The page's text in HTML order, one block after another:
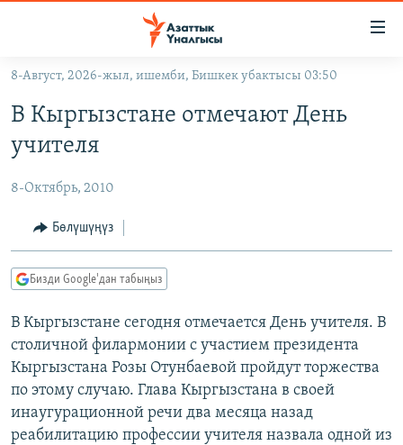
Навигацияга
өтүңүз
салыңыз
КЫРГЫЗСТАН
САЯСАТ
ЭКОНОМИКА
ДҮЙНӨ
ДҮЙНӨ
БОРБОР АЗИЯ
УКРАИНА
АТАЙЫН ИЛИКТӨӨ
БҮГҮН АЗАТТЫКТА
ЭКСПЕРТТЕР ТАЛДАЙТ
БИЗ ЖАНА ДҮЙНӨ
ДАНИСТЕ
ЭЖЕ-СИҢДИЛЕР
ПОДКАСТ
ӨЗГӨЧӨ ПИКИР
Русский
ОНЛАЙН ШЕРИНЕ
8-Август, 2026-жыл, ишемби, Бишкек убактысы 03:50
В Кыргызстане отмечают День
учителя
8-Октябрь, 2010
Бөлүшүңүз
Бизди Google'дан табыңыз
В Кыргызстане сегодня отмечается День учителя. В
столичной филармонии с участием президента
Кыргызстана Розы Отунбаевой пройдут торжества
по этому случаю. Глава Кыргызстана в своей
инаугурационной речи два месяца назад
реабилитацию профессии учителя назвала одной из